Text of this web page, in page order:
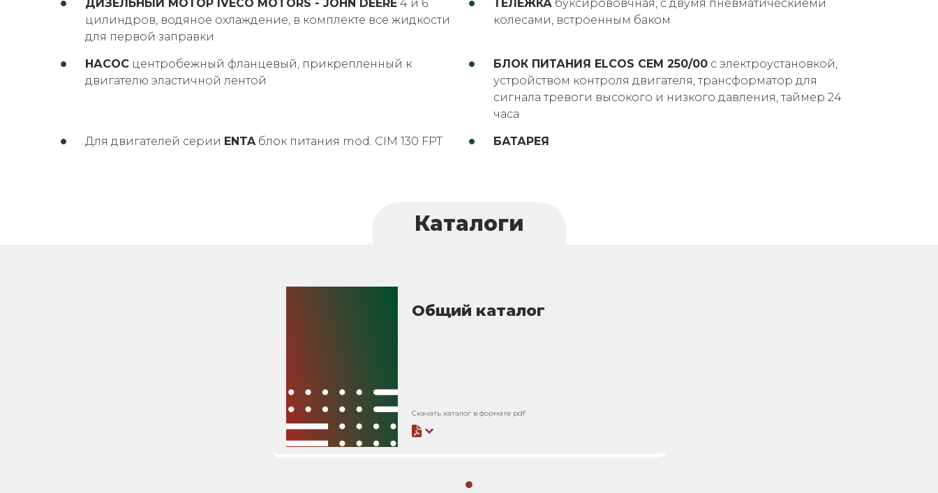
ДИЗЕЛЬНЫЙ МОТОР IVECO MOTORS - JOHN DEERE 4 и 6
цилиндров, водяное охлаждение, в комплекте все жидкости
для первой заправки
ТЕЛЕЖКА буксирововчная, с двумя пневматическиеми
колесами, встроенным баком
НАСОС центробежный фланцевый, прикрепленный к
двигателю эластичной лентой
БЛОК ПИТАНИЯ ELCOS CEM 250/00 с электроустановкой,
устройством контроля двигателя, трансформатор для
сигнала тревоги высокого и низкого давления, таймер 24
часа
Для двигателей серии ENTAблок питания mod. CIM 130 FPT БАТАРЕЯ
Каталоги
Общий каталог
Скачать каталог в формате pdf